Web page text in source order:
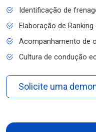
Identificação de
Elaboração de
Acompanhamento de
Cultura de condução
Solicite uma